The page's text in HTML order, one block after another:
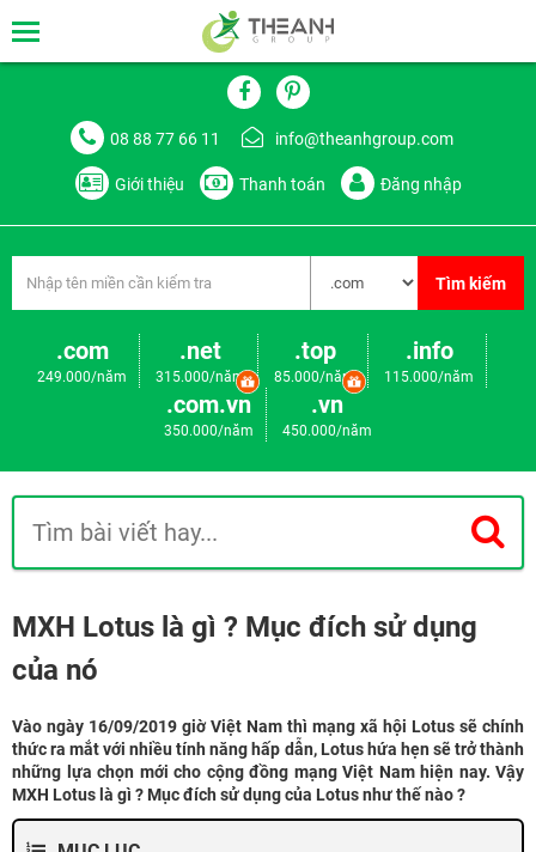
08 88 77 66 11 info@theanhgroup.com
Giới thiệu Thanh toán Đăng nhập
Tìm kiếm
.com
249.000/năm
.net
315.000/năm
.top
85.000/năm
.info
115.000/năm
.com.vn
350.000/năm
.vn
450.000/năm
MXH Lotus là gì ? Mục đích sử dụng
của nó
Vào ngày 16/09/2019 giờ Việt Nam thì mạng xã hội Lotus sẽ chính
thức ra mắt với nhiều tính năng hấp dẫn, Lotus hứa hẹn sẽ trở thành
những lựa chọn mới cho cộng đồng mạng Việt Nam hiện nay. Vậy
MXH Lotus là gì ? Mục đích sử dụng của Lotus như thế nào ?